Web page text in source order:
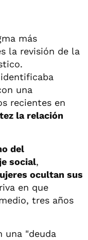
más
la revisión de la
una
recientes en
la relación
del
social,
ocultan sus
en que
tres años
una "deuda